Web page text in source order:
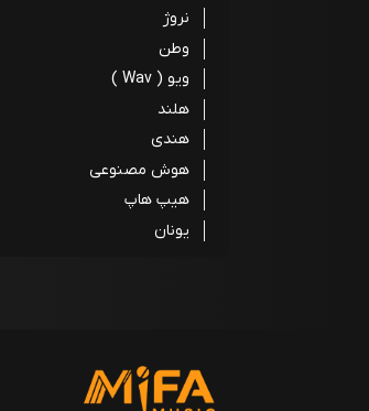
نروژ
وطن
ویو ( Wav )
هلند
هندی
هوش مصنوعی
هیپ هاپ
یونان